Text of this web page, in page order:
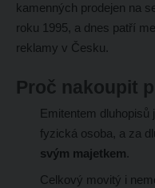
kamenných prodejen na
roku 1995, a dnes patří
reklamy v Česku.
Proč nakoupit
Emitentem dluhopisů
fyzická osoba, a za
svým majetkem.
Celkový movitý i